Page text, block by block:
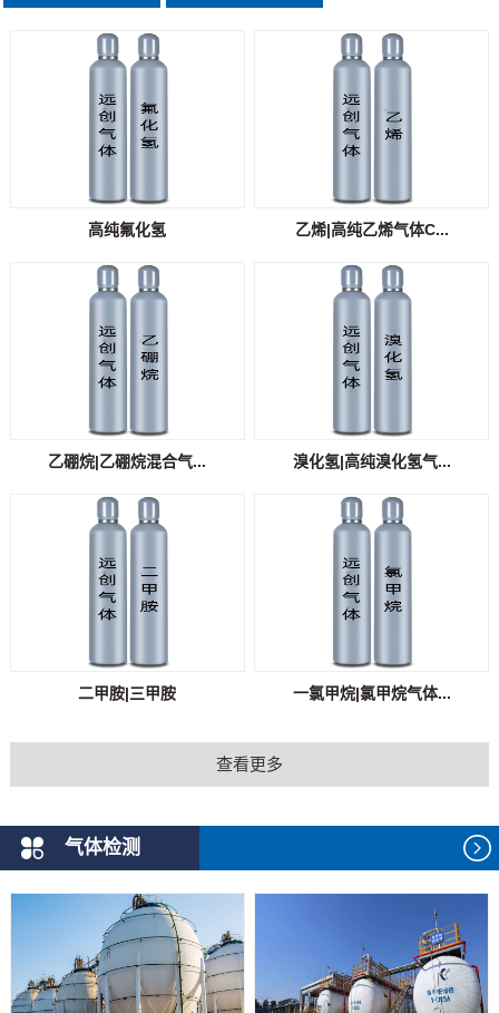
高纯氟化氢 乙烯|高纯乙烯气体C...
乙硼烷|乙硼烷混合气... 溴化氢|高纯溴化氢气...
二甲胺|三甲胺 一氯甲烷|氯甲烷气体...
查看更多
气体检测